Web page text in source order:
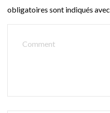
obligatoires sont indiqués avec